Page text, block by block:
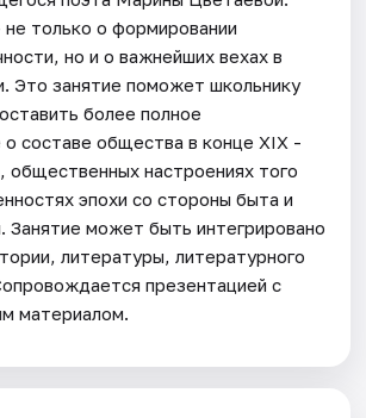
не только о формировании
но и о важнейших вехах в
Это занятие поможет школьнику
более полное
о составе общества в конце XIX -
общественных настроениях того
эпохи со стороны быта и
Занятие может быть интегрировано
литературы, литературного
презентацией с
материалом.